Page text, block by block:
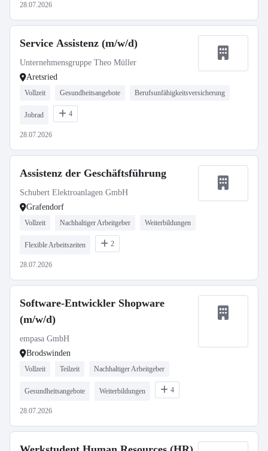
28.07.2026
Service Assistenz (m/w/d)
Unternehmensgruppe Theo Müller
Aretsried
Vollzeit Gesundheitsangebote Berufsunfähigkeitsversicherung
Jobrad 4
28.07.2026
Assistenz der Geschäftsführung
Schubert Elektroanlagen GmbH
Grafendorf
Vollzeit Nachhaltiger Arbeitgeber Weiterbildungen
Flexible Arbeitszeiten 2
28.07.2026
Software-Entwickler Shopware
(m/w/d)
empasa GmbH
Brodswinden
Vollzeit Teilzeit Nachhaltiger Arbeitgeber
Gesundheitsangebote Weiterbildungen 4
28.07.2026